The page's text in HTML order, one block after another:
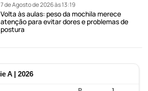
7 de Agosto de 2026 às 13:19
Volta às aulas: peso da mochila merece
atenção para evitar dores e problemas de
postura